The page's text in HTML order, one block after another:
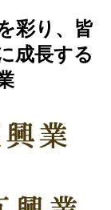
彩り、皆
成長する